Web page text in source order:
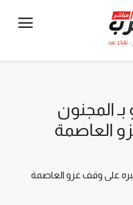
: علياء عيد
المجنون
العاصمة
على وقف غزو العاصمة